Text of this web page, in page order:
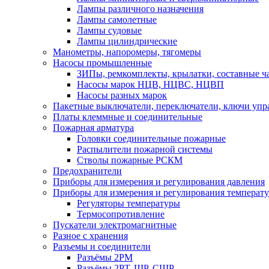
Лампы различного назначения
Лампы самолетные
Лампы судовые
Лампы цилиндрические
Манометры, напоромеры, тягомеры
Насосы промышленные
ЗИПы, ремкомплекты, крылатки, составные
Насосы марок НЦВ, НЦВС, НЦВП
Насосы разных марок
Пакетные выключатели, переключатели, ключи
Платы клеммные и соединительные
Пожарная арматура
Головки соединительные пожарные
Распылители пожарной системы
Стволы пожарные РСКМ
Предохранители
Приборы для измерения и регулирования давления
Приборы для измерения и регулирования
Регуляторы температуры
Термосопротивление
Пускатели электромагнитные
Разное с хранения
Разъемы и соединители
Разъёмы 2РМ